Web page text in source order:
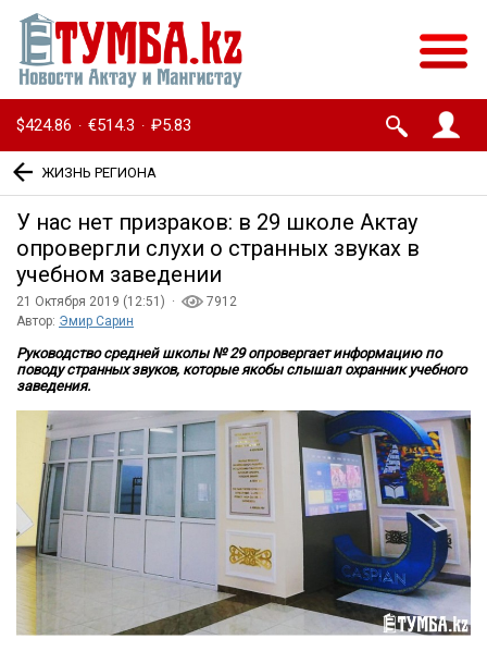
$424.86 · €514.3 · ₽5.83
ЖИЗНЬ РЕГИОНА
У нас нет призраков: в 29 школе Актау
опровергли слухи о странных звуках в
учебном заведении
21 Октября 2019 (12:51) ·
7912
Автор: Эмир Сарин
Руководство средней школы № 29 опровергает информацию по
поводу странных звуков, которые якобы слышал охранник учебного
заведения.